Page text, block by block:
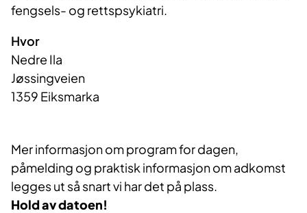
fengsels- og rettspsykiatri.
Hvor
Nedre Ila
Jøssingveien
1359 Eiksmarka
Mer informasjon om program for dagen,
påmelding og praktisk informasjon om adkomst
legges ut så snart vi har det på plass.
Hold av datoen!